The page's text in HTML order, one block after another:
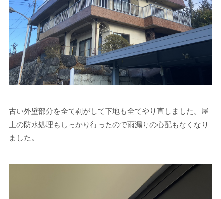
古い外壁部分を全て剥がして下地も全てやり直しました。屋
上の防水処理もしっかり行ったので雨漏りの心配もなくなり
ました。